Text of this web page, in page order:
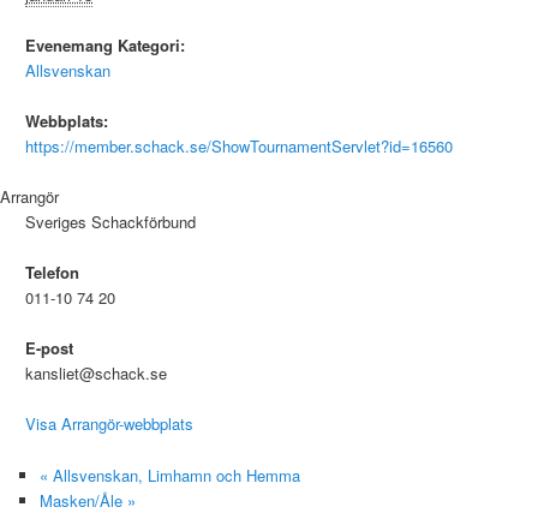
Evenemang Kategori:
Allsvenskan
Webbplats:
https://member.schack.se/ShowTournamentServlet?id=16560
Arrangör
Sveriges Schackförbund
Telefon
011-10 74 20
E-post
kansliet@schack.se
Visa Arrangör-webbplats
« Allsvenskan, Limhamn och Hemma
Masken/Åle »